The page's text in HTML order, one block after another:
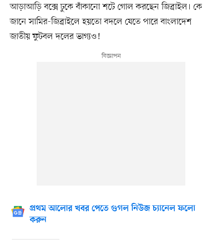
আড়াআড়ি বক্সে ঢুকে বাঁকানো শটে গোল করছেন জিব্রাইল। কে
জানে সামির-জিব্রাইলে হয়তো বদলে যেতে পারে বাংলাদেশ
জাতীয় ফুটবল দলের ভাগ্যও!
প্রথম আলোর খবর পেতে গুগল নিউজ চ্যানেল ফলো
করুন